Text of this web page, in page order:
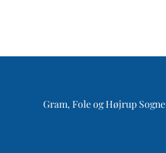
Gram, Fole og Højrup Sogne